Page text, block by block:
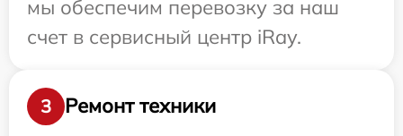
мы обеспечим перевозку за наш
счет в сервисный центр iRay.
3
Ремонт техники